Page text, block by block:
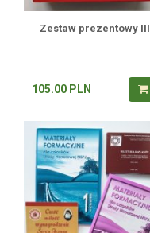
Zestaw prezentowy III
105.00 PLN